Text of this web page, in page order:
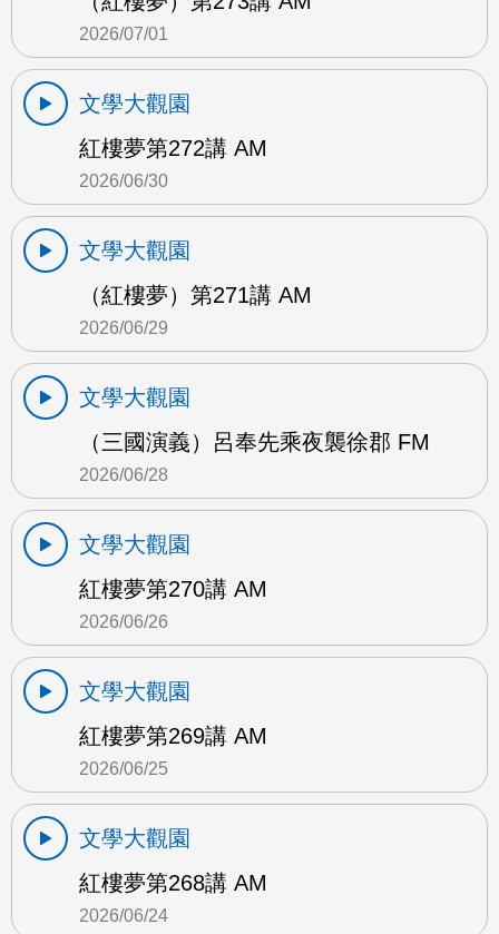
2026/07/01
文學大觀園
紅樓夢第272講 AM
2026/06/30
文學大觀園
（紅樓夢）第271講 AM
2026/06/29
文學大觀園
（三國演義）呂奉先乘夜襲徐郡 FM
2026/06/28
文學大觀園
紅樓夢第270講 AM
2026/06/26
文學大觀園
紅樓夢第269講 AM
2026/06/25
文學大觀園
紅樓夢第268講 AM
2026/06/24